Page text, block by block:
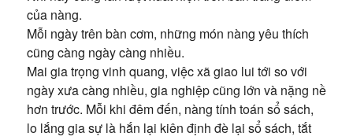
của nàng.
Mỗi ngày trên bàn cơm, những món nàng yêu thích
cũng càng ngày càng nhiều.
Mai gia trọng vinh quang, việc xã giao lui tới so với
ngày xưa càng nhiều, gia nghiệp cũng lớn và nặng nề
hơn trước. Mỗi khi đêm đến, nàng tính toán sổ sách,
lo lắng gia sự là hắn lại kiên định đè lại sổ sách, tắt